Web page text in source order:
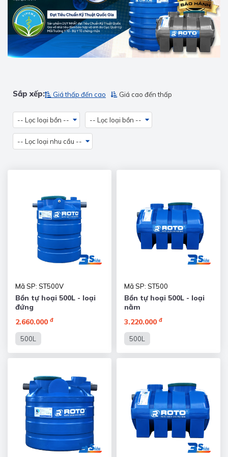
Sắp xếp: Giá thấp đến cao Giá cao đến thấp
-- Lọc loại bồn -- -- Lọc loại bồn --
-- Lọc loại nhu cầu --
Mã SP: ST500V
Bồn tự hoại 500L - loại
đứng
2.660.000 đ
500L
Mã SP: ST500
Bồn tự hoại 500L - loại
nằm
3.220.000 đ
500L